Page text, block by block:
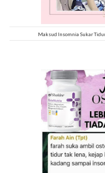
Maksud Insomnia Sukar